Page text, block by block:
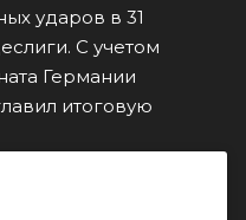
ударов в 31
С учетом
Германии
итоговую